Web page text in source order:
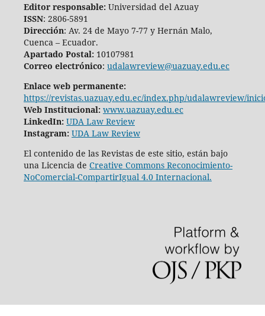
Editor responsable:Universidad del Azuay
ISSN: 2806-5891
Dirección: Av. 24 de Mayo 7-77 y Hernán Malo,
Cuenca – Ecuador.
Apartado Postal:10107981
Correo electrónico: udalawreview@uazuay.edu.ec
Enlace web permanente:
https://revistas.uazuay.edu.ec/index.php/udalawreview/
Web Institucional: www.uazuay.edu.ec
LinkedIn: UDA Law Review
Instagram: UDA Law Review
El contenido de las Revistas de este sitio, están bajo
una Licencia de Creative Commons Reconocimiento-
NoComercial-CompartirIgual 4.0 Internacional.